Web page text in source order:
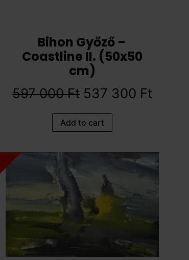
Bihon Győző –
Coastline II. (50x50
cm)
597 000Ft 537 300 Ft
Add to cart